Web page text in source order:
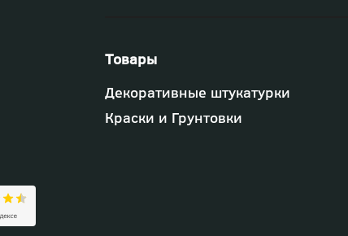
Футер
-
меню
"Товары"
Декоративные штукатурки
Краски и Грунтовки